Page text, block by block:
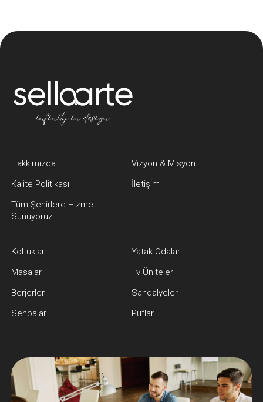
Hakkımızda
Vizyon & Misyon
Kalite Politikası
İletişim
Tüm Şehirlere Hizmet
Sunuyoruz.
Koltuklar
Yatak Odaları
Masalar
Tv Üniteleri
Berjerler
Sandalyeler
Sehpalar
Puflar